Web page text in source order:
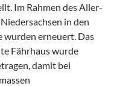
Im Rahmen des Aller-
in den
wurden erneuert. Das
Fährhaus wurde
damit bei